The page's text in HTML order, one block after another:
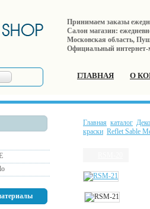
Принимаем заказы
Салон магазин:
Московская область,
Официальный интернет-
ГЛАВНАЯ О
Главная каталог
краски Reflet Sable